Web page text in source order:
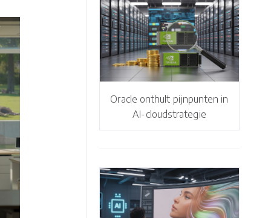
Oracle onthult pijnpunten in
AI-cloudstrategie